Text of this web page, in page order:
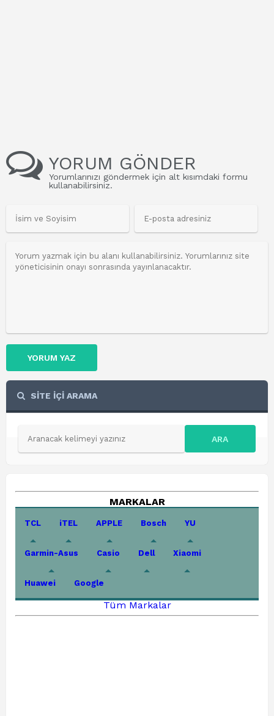
YORUM GÖNDER
Yorumlarınızı göndermek için alt kısımdaki formu
kullanabilirsiniz.
YORUM YAZ
SİTE İÇİ ARAMA
ARA
MARKALAR
TCL iTEL APPLE Bosch YU
Garmin-Asus Casio Dell Xiaomi
Huawei Google
Tüm Markalar